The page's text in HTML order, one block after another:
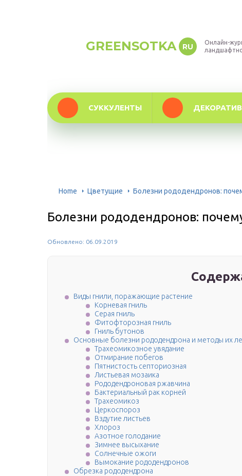
GREENSOTKA RU
Онлайн-
СУККУЛЕНТЫ
Home Цветущие Болезни рододендронов:
Болезни рододендронов:
Обновлено: 06.09.2019
Виды гнили, поражающие растение
Корневая гниль
Серая гниль
Фитофторозная гниль
Гниль бутонов
Основные болезни рододендрона и методы их
Трахеомикозное увядание
Отмирание побегов
Пятнистость септориозная
Листьевая мозаика
Рододендроновая ржавчина
Бактериальный рак корней
Трахеомикоз
Церкоспороз
Вздутие листьев
Хлороз
Азотное голодание
Зимнее высыхание
Солнечные ожоги
Вымокание рододендронов
Обрезка рододендрона